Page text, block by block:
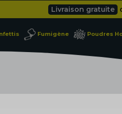
Livraison gratuite
Fumigène Poudres